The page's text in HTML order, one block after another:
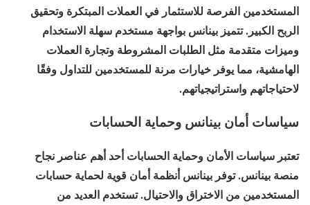
المستخدمين الفرصة للاستثمار في العملات المبتكرة وتحقيق
الربح الكبير. تتميز بينانس بواجهة مستخدم سهلة الاستخدام
وميزات متقدمة مثل الطلبات المشروطة وتجارة العملات
الهامشية، مما يوفر خيارات مرنة للمستخدمين للتداول وفقًا
لاحتياجاتهم واستراتيجياتهم.
سياسات أمان بينانس وحماية الحسابات
تعتبر سياسات الأمان وحماية الحسابات أحد أهم عناصر نجاح
منصة بينانس. توفر بينانس أنظمة أمان قوية لحماية حسابات
المستخدمين من الاختراق والاحتيال. تستخدم العديد من